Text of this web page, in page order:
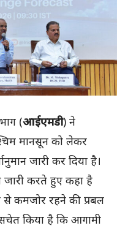
(आईएमडी) ने
मानसून को लेकर
जारी कर दिया है।
करते हुए कहा है
से कमजोर रहने की प्रबल
किया है कि आगामी